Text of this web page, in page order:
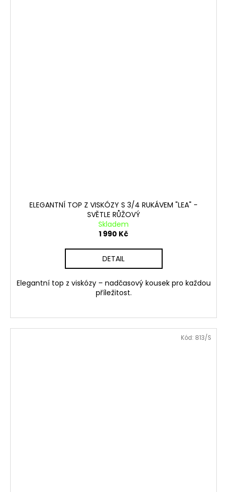
ELEGANTNÍ TOP Z VISKÓZY S 3/4 RUKÁVEM "LEA" -
SVĚTLE RŮŽOVÝ
Skladem
1 990 Kč
DETAIL
Elegantní top z viskózy – nadčasový kousek pro každou
příležitost.
Kód: 813/S